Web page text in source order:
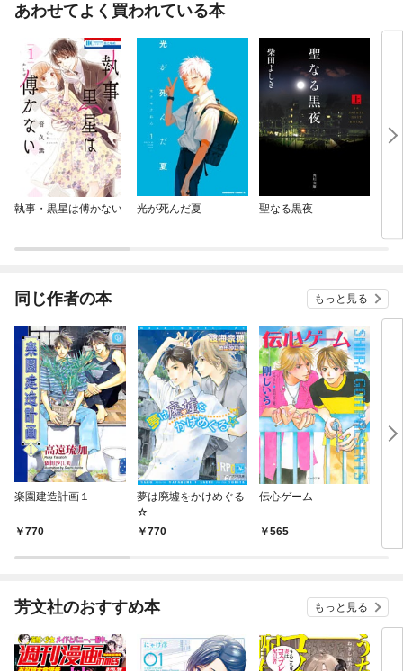
あわせてよく買われている本
執事・黒星は傅かない 光が死んだ夏 聖なる黒夜
本
部
同じ作者の本 もっと見る
楽園建造計画１
770
夢は廃墟をかけめぐる
☆
770
伝心ゲーム
565
芳文社のおすすめ本 もっと見る